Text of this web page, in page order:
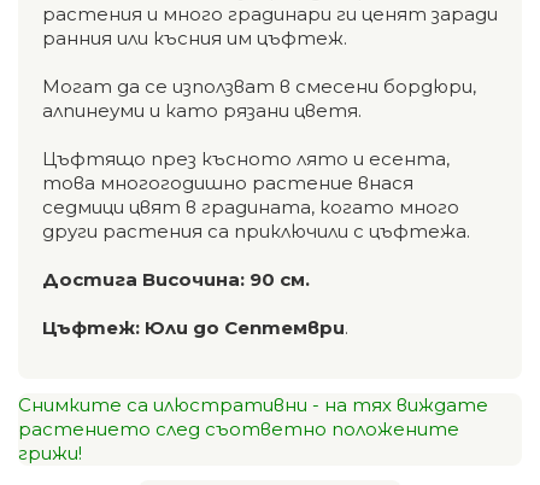
растения и много градинари ги ценят заради
ранния или късния им цъфтеж.
Могат да се използват в смесени бордюри,
алпинеуми и като рязани цветя.
Цъфтящо през късното лято и есента,
това многогодишно растение внася
седмици цвят в градината, когато много
други растения са приключили с цъфтежа.
Достига Височина: 90 см.
Цъфтеж: Юли до Септември.
Снимките са илюстративни - на тях виждате
растението след съответно положените
грижи!